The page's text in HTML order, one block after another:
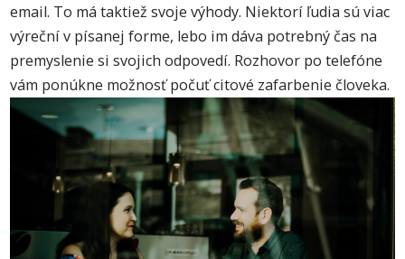
email. To má taktiež svoje výhody. Niektorí ľudia sú viac
výreční v písanej forme, lebo im dáva potrebný čas na
premyslenie si svojich odpovedí. Rozhovor po telefóne
vám ponúkne možnosť počuť citové zafarbenie človeka.